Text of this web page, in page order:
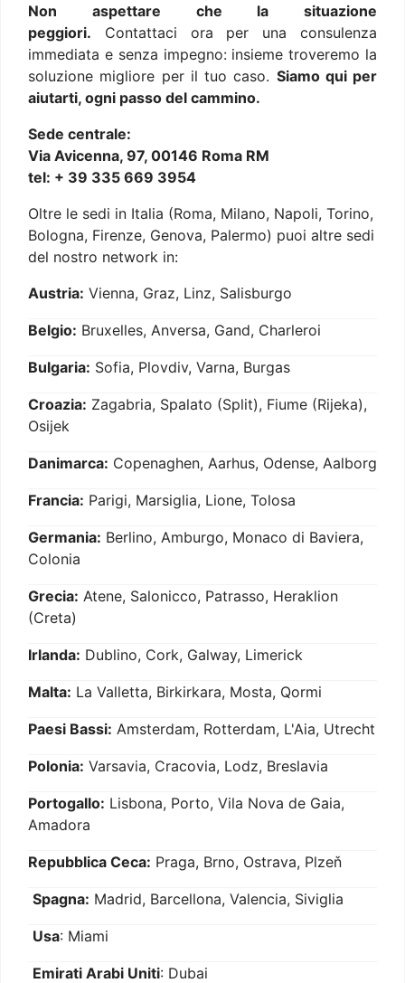
Non aspettare che la situazione
peggiori. Contattaci ora per una consulenza
immediata e senza impegno: insieme troveremo la
soluzione migliore per il tuo caso. Siamo qui per
aiutarti, ogni passo del cammino.
Sede centrale:
Via Avicenna, 97, 00146 Roma RM
tel: + 39 335 669 3954
Oltre le sedi in Italia (Roma, Milano, Napoli, Torino,
Bologna, Firenze, Genova, Palermo) puoi altre sedi
del nostro network in:
Austria: Vienna, Graz, Linz, Salisburgo
Belgio: Bruxelles, Anversa, Gand, Charleroi
Bulgaria: Sofia, Plovdiv, Varna, Burgas
Croazia: Zagabria, Spalato (Split), Fiume (Rijeka),
Osijek
Danimarca: Copenaghen, Aarhus, Odense, Aalborg
Francia: Parigi, Marsiglia, Lione, Tolosa
Germania: Berlino, Amburgo, Monaco di Baviera,
Colonia
Grecia: Atene, Salonicco, Patrasso, Heraklion
(Creta)
Irlanda: Dublino, Cork, Galway, Limerick
Malta: La Valletta, Birkirkara, Mosta, Qormi
Paesi Bassi: Amsterdam, Rotterdam, L'Aia, Utrecht
Polonia: Varsavia, Cracovia, Lodz, Breslavia
Portogallo: Lisbona, Porto, Vila Nova de Gaia,
Amadora
Repubblica Ceca: Praga, Brno, Ostrava, Plzeň
Spagna: Madrid, Barcellona, Valencia, Siviglia
Usa: Miami
Emirati Arabi Uniti: Dubai